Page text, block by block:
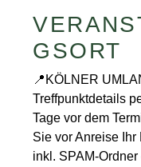
GSORT
📍KÖLNER
Treffpunktdetails
Tage vor dem
Sie vor Anreise Ihr
inkl. SPAM-Ordner